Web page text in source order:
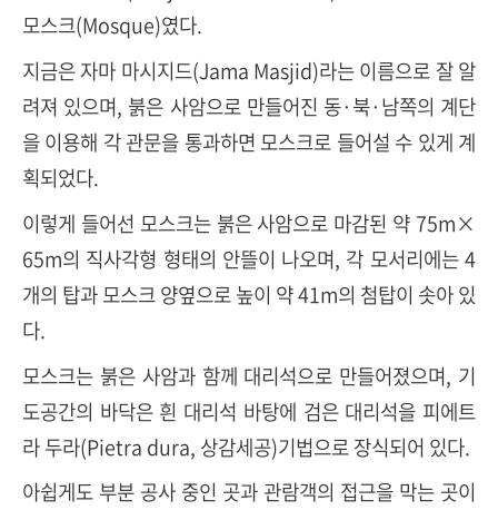
모스크(Mosque)였다.
지금은 자마 마시지드(Jama Masjid)라는 이름으로 잘 알
려져 있으며, 붉은 사암으로 만들어진 동·북·남쪽의 계단
을 이용해 각 관문을 통과하면 모스크로 들어설 수 있게 계
획되었다.
이렇게 들어선 모스크는 붉은 사암으로 마감된 약 75m×
65m의 직사각형 형태의 안뜰이 나오며, 각 모서리에는 4
개의 탑과 모스크 양옆으로 높이 약 41m의 첨탑이 솟아 있
다.
모스크는 붉은 사암과 함께 대리석으로 만들어졌으며, 기
도공간의 바닥은 흰 대리석 바탕에 검은 대리석을 피에트
라 두라(Pietra dura, 상감세공)기법으로 장식되어 있다.
아쉽게도 부분 공사 중인 곳과 관람객의 접근을 막는 곳이